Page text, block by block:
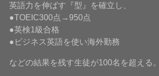
英語力を伸ばす『型』を確立し、
●TOEIC300点→950点
●英検1級合格
●ビジネス英語を使い海外勤務
などの結果を残す生徒が100名を超える。